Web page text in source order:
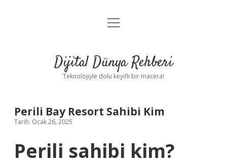
Anasayfa
Yasal Uyarı
menüyü
Dijital Dünya Rehberi
Teknolojiyle dolu keyifli bir macera!
Perili Bay Resort Sahibi Kim
Tarih: Ocak 26, 2025
Perili sahibi kim?